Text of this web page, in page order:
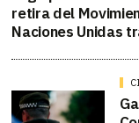
retira del
Naciones Unidas